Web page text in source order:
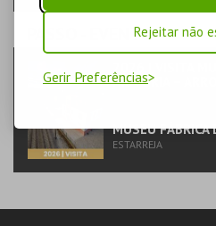
Rejeitar não
Gerir Preferências
- EVENTO
2026 | VISITA
HISTÓRIA –
MUSEU FÁBRICA
ESTARREJA